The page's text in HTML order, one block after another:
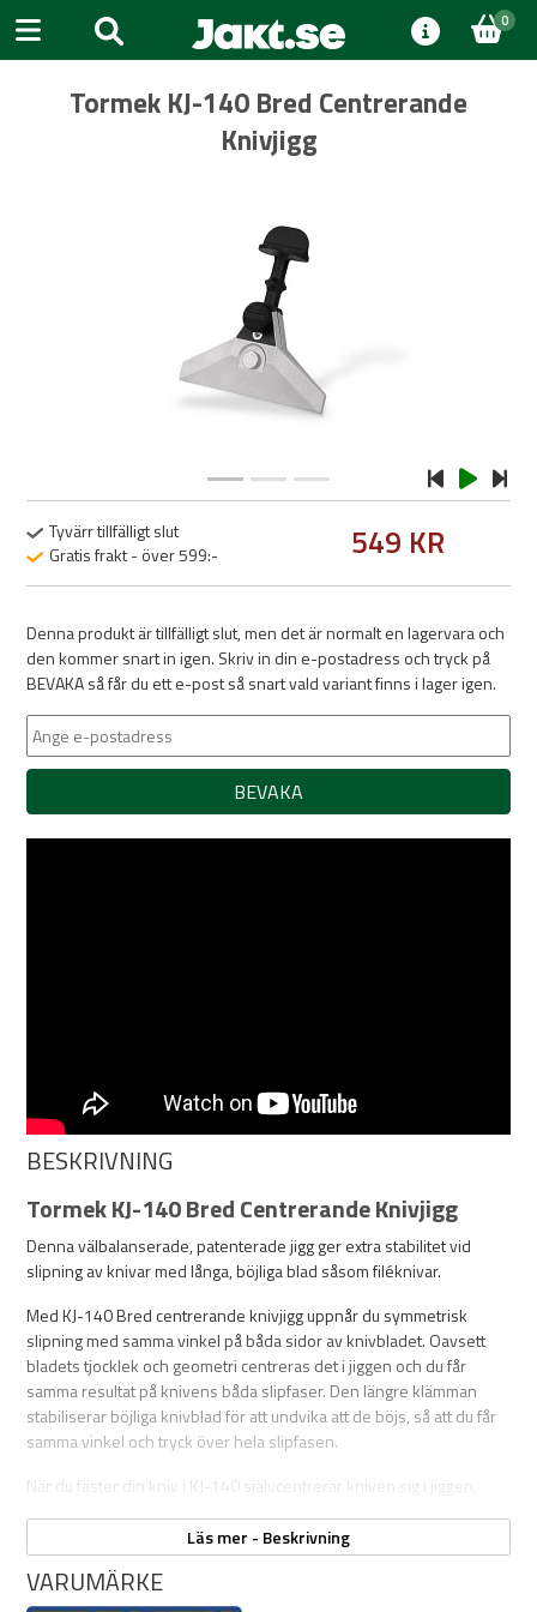
0
Tormek KJ-140 Bred Centrerande
Knivjigg
Tyvärr tillfälligt slut
Gratis frakt - över 599:-
549 KR
Denna produkt är tillfälligt slut, men det är normalt en lagervara och
den kommer snart in igen. Skriv in din e-postadress och tryck på
BEVAKA så får du ett e-post så snart vald variant finns i lager igen.
BEVAKA
BESKRIVNING
Tormek KJ-140 Bred Centrerande Knivjigg
Denna välbalanserade, patenterade jigg ger extra stabilitet vid
slipning av knivar med långa, böjliga blad såsom filéknivar.
Med KJ-140 Bred centrerande knivjigg uppnår du symmetrisk
slipning med samma vinkel på båda sidor av knivbladet. Oavsett
bladets tjocklek och geometri centreras det i jiggen och du får
samma resultat på knivens båda slipfaser. Den längre klämman
stabiliserar böjliga knivblad för att undvika att de böjs, så att du får
samma vinkel och tryck över hela slipfasen.
När du fäster din kniv i KJ-140 självcentrerar kniven sig i jiggen,
från de tunnaste knivarna till knivar med en tjocklek på upp till 10
mm. Det innebär också att knivblad som smalnar av från rygg till egg
och klack till spets centreras i jiggen och får en symmetrisk slipning
Läs mer - Beskrivning
VARUMÄRKE